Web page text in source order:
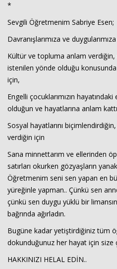
*
Sevgili Öğretmenim Sabriye Esen;
Davranışlarımıza ve
Kültür ve topluma anlam verdiğin,
istenilen yönde olduğu konusunda
için,
Engelli çocuklarımızın
olduğun ve hayatlarına anlam
Sosyal hayatlarını
verdiğin için
Sana minnettarım ve ellerinden
satırları okurken gözyaşların
Öğretmenim seni sen yapan en
yüreğinle yapman.. Çünkü sen
çünkü sen duygu yüklü bir
bağrında ağırladın.
Bugüne kadar yetiştirdiğiniz tüm
dokunduğunuz her hayat için
HAKKINIZI HELAL EDİN..